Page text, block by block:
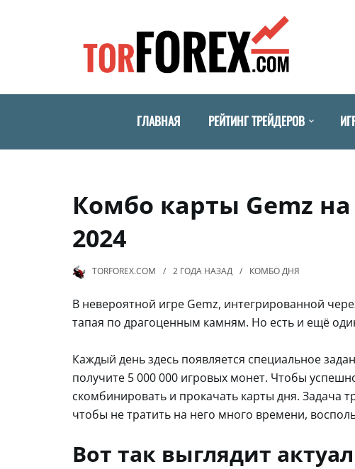
ГЛАВНАЯ РЕЙТИНГ ТРЕЙДЕРОВ
Комбо карты Gemz на
2024
TORFOREX.COM 2 ГОДА НАЗАД КОМБО ДНЯ
В невероятной игре Gemz, интегрированной
тапая по драгоценным камням. Но есть и ещё
Каждый день здесь появляется специальное
получите 5 000 000 игровых монет. Чтобы
скомбинировать и прокачать карты дня. Задача
чтобы не тратить на него много времени,
Вот так выглядит